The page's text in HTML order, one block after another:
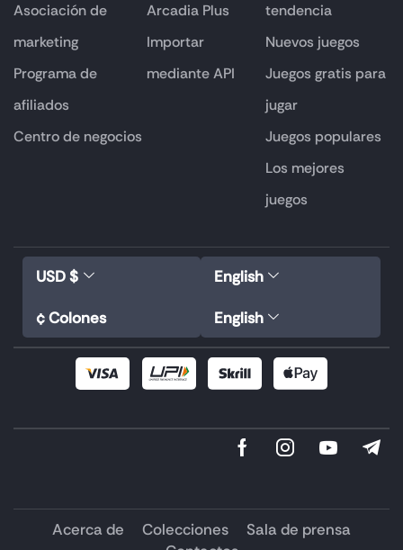
Asociación de
marketing
Programa de
afiliados
Centro de negocios
Arcadia Plus
Importar
mediante API
tendencia
Nuevos juegos
Juegos gratis para
jugar
Juegos populares
Los mejores
juegos
USD $
¢ Colones
English
English
Acerca de Colecciones
Sala de prensa